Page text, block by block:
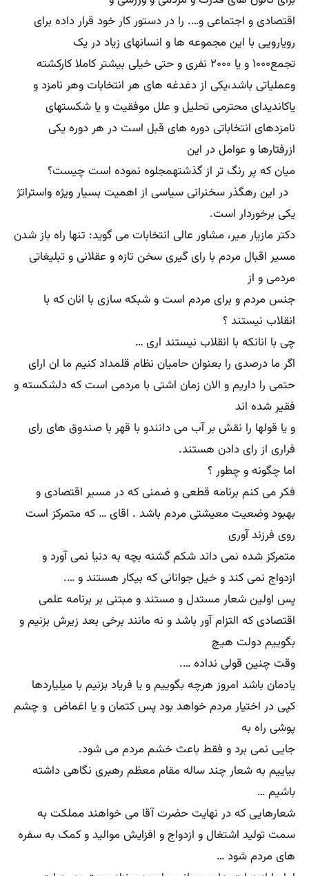
اقتصادی و اجتماعی و…. را در دستور کار خود قرار داده برای
رویارویی با این مجموعه ها و انسانهای زیاد در یک
تجمع۱۰۰۰ و یا ۲۰۰۰ نفری و حتی خیلی بیشتر کاملا کارکشته
وعملیاتی باشد،یکی از دغدغه های هر انتخابات وهر نامزد و
یاکاندیدای محترمی تحلیل و علل موفقیت و یا شکستهای
نامزدهای انتخاباتی دوره های قبل است در هر دوره یکی
ازرفتارها و عوامل در این
میان که پر رنگ تر از گذشتهمجلوه نموده است چیست؟
در این رهگذر سخنرانی سیاسی از اهمیت بسیار ویژه واستراتژ
یکی برخوردار است.
دکتر مازیار میر، مشاور عالی انتخابات می گوید: تنها راه باز شدن
مسیر اقبال مردم با رای گیری سخن تازه و عقلانی و تبلیغاتی
مردمی و از
جنس مردم و برای مردم است و شبکه سازی با انان که با
انقلاب نیستند ؟
چی با انانکه با انقلاب نیستند اری …
اگر ما درصدی را بعنوان حامیان نظام قلمداد کنیم ما ان ارای
حتمی را داریم و الان زمان اشتی با مردمی است که دلشکسته و
فقیر شده اند
و یا قولها را نقش بر آب می دانندو با قهر با صندوق های رای
فراری از رای دادن هستند.
اما چگونه و چطور ؟
فکر می کنم برنامه قطعی و ضمنی که در مسیر اقتصادی و
بهبود وضعیت معیشتی مردم باشد . اقای … که متمرکز است
روی فرزند آوری
متمرکز شده نمی داند شکم گشنه بچه به دنیا نمی آورد و
ازدواج نمی کند و خیل جوانانی که بیکار هستند و ….
پس اولین شعار مستدل و مستند و مبتنی بر برنامه علمی
اقتصادی که التزام آور باشد و نه مانند برخی بعد زیرش بزنیم و
بگوییم دولت هیچ
وقت چنین قولی نداده ….
یادمان باشد امروز هرچه بگوییم و یا فریاد بزنیم با میلیاردها
کپی در اختیار مردم خواهد بود پس کتمان و یا اغماض و چشم
پوشی راه به
جایی نمی برد و فقط باعث خشم مردم می شود.
بیاییم به شعار چند ساله مقام معظم رهبری نگاهی داشته
باشیم …
شعارهایی که در نهایت حضرت آقا می خواهند مملکت به
سمت تولید اشتغال و ازدواج و افزایش موالید و کمک به سفره
های مردم شود …